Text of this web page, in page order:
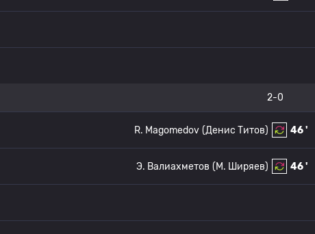
2-0
46 '
(Денис Титов)
R. Magomedov
46 '
(M. Ширяев)
Э. Валиахметов